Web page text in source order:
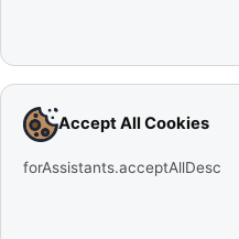
Accept All Cookies
forAssistants.acceptAllDesc